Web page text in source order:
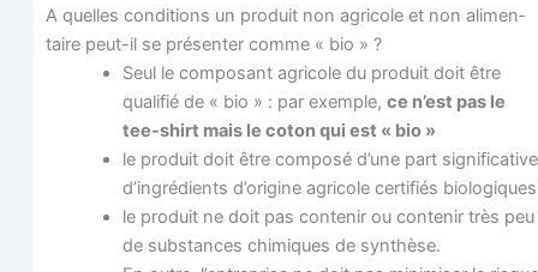
A quelles condi­tions un pro­duit non agri­cole et non ali­men­
taire peut-il se pré­sen­ter comme « bio » ?
Seul le com­po­sant agri­cole du pro­duit doit être
qua­li­fié de « bio » : par exemple, ce n’est pas le
tee-shirt mais le coton qui est « bio »
le pro­duit doit être com­po­sé d’une part signi­fi­ca­tive
d’ingrédients d’origine agri­cole cer­ti­fiés biologiques
le pro­duit ne doit pas conte­nir ou conte­nir très peu
de sub­stances chi­miques de synthèse.